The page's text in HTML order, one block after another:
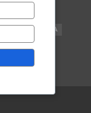
CONFERENCIA
ANTI-MWC